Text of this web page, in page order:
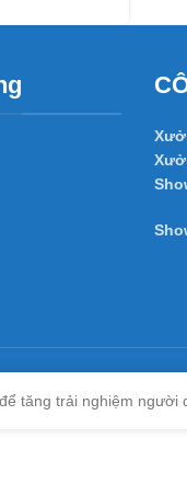
tăng trải nghiệm người